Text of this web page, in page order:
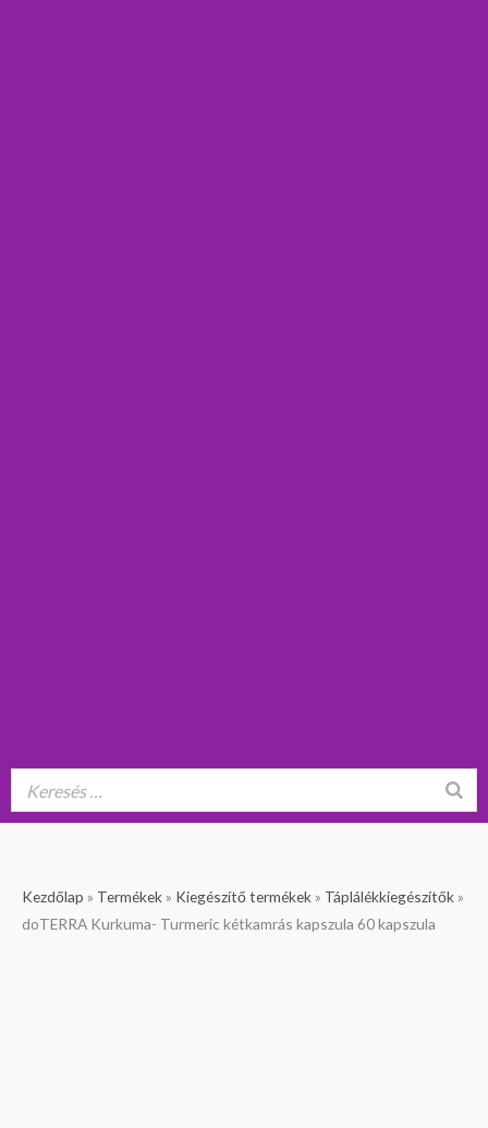
Kezdőlap » Termékek » Kiegészítő termékek » Táplálékkiegészítők »
doTERRA Kurkuma- Turmeric kétkamrás kapszula 60 kapszula
doTERRA
Kurkuma-